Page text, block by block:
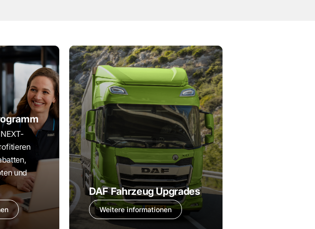
und
DAF Fahrzeug Upgrades
Weitere informationen